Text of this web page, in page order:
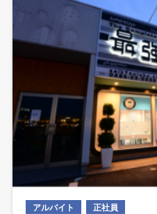
アルバイト 正社員